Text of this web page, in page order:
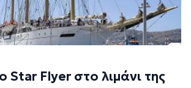
Star Flyer στο λιμάνι της